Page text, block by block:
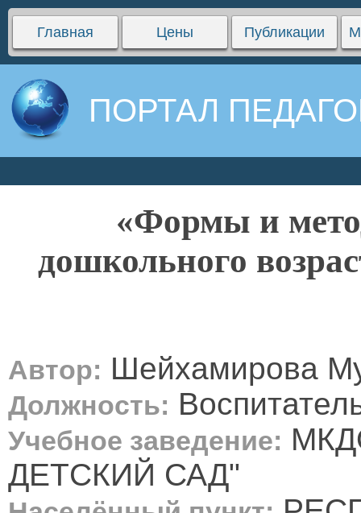
Главная Цены Публикации
ПОРТАЛ
«Формы и
дошкольного
Автор: Шейхамирова
Должность:
Учебное заведение:
ДЕТСКИЙ САД"